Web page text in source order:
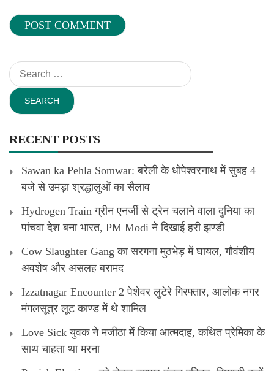
Search
for:
RECENT POSTS
Sawan ka Pehla Somwar: बरेली के धोपेश्वरनाथ में सुबह 4
बजे से उमड़ा श्रद्धालुओं का सैलाव
Hydrogen Train ग्रीन एनर्जी से ट्रेन चलाने वाला दुनिया का
पांचवा देश बना भारत, PM Modi ने दिखाई हरी झण्डी
Cow Slaughter Gang का सरगना मुठभेड़ में घायल, गौवंशीय
अवशेष और असलह बरामद
Izzatnagar Encounter 2 पेशेवर लुटेरे गिरफ्तार, आलोक नगर
मंगलसूत्र लूट काण्‍ड में थे शामिल
Love Sick युवक ने मजीठा में किया आत्मदाह, कथित प्रेमिका के
साथ चाहता था मरना